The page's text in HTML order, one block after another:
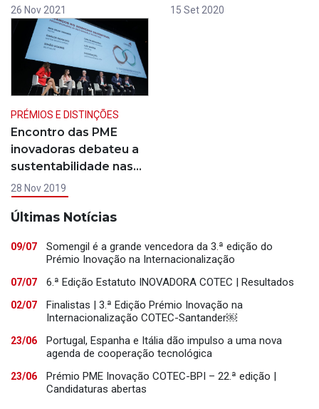
26 Nov 2021 15 Set 2020
PRÉMIOS E DISTINÇÕES
Encontro das PME
inovadoras debateu a
sustentabilidade nas…
28 Nov 2019
Últimas Notícias
09/07
Somengil é a grande vencedora da 3.ª edição do
Prémio Inovação na Internacionalização
07/07 6.ª Edição Estatuto INOVADORA COTEC | Resultados
02/07
Finalistas | 3.ª Edição Prémio Inovação na
Internacionalização COTEC-Santander￼
23/06
Portugal, Espanha e Itália dão impulso a uma nova
agenda de cooperação tecnológica
23/06
Prémio PME Inovação COTEC-BPI – 22.ª edição |
Candidaturas abertas